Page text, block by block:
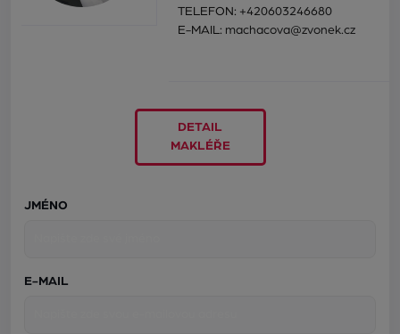
TELEFON: +420603246680
E-MAIL: machacova@zvonek.cz
DETAIL
MAKLÉŘE
JMÉNO
E-MAIL